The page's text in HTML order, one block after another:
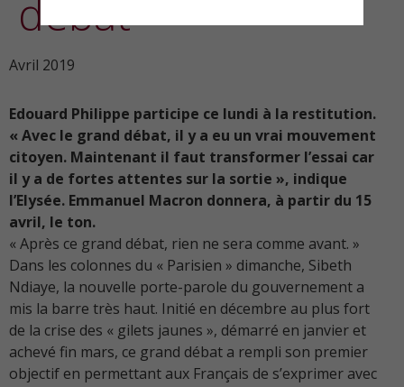
débat
Avril 2019
Edouard Philippe participe ce lundi à la restitution.
« Avec le grand débat, il y a eu un vrai mouvement
citoyen. Maintenant il faut transformer l’essai car
il y a de fortes attentes sur la sortie », indique
l’Elysée. Emmanuel Macron donnera, à partir du 15
avril, le ton.
« Après ce grand débat, rien ne sera comme avant. »
Dans les colonnes du « Parisien » dimanche, Sibeth
Ndiaye, la nouvelle porte-parole du gouvernement a
mis la barre très haut. Initié en décembre au plus fort
de la crise des « gilets jaunes », démarré en janvier et
achevé fin mars, ce grand débat a rempli son premier
objectif en permettant aux Français de s’exprimer avec